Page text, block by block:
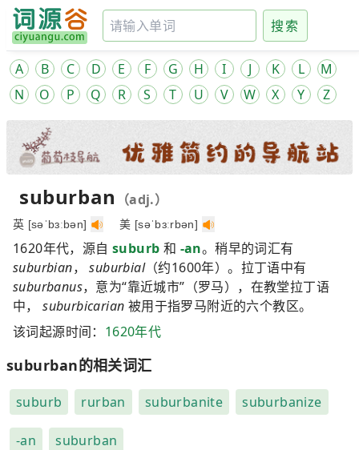
搜索
A B C D E F G H I J K L
M
N
O P Q R S T U V W X Y Z
suburban （adj.）
英 [səˈbɜːbən] 美 [səˈbɜːrbən]
1620年代，源自 suburb 和 -an。稍早的词汇有
suburbian，suburbial（约1600年）。拉丁语中有
suburbanus，意为“靠近城市”（罗马），在教堂拉丁语
中，suburbicarian 被用于指罗马附近的六个教区。
该词起源时间： 1620年代
suburban的相关词汇
suburb rurban suburbanite suburbanize
-an suburban